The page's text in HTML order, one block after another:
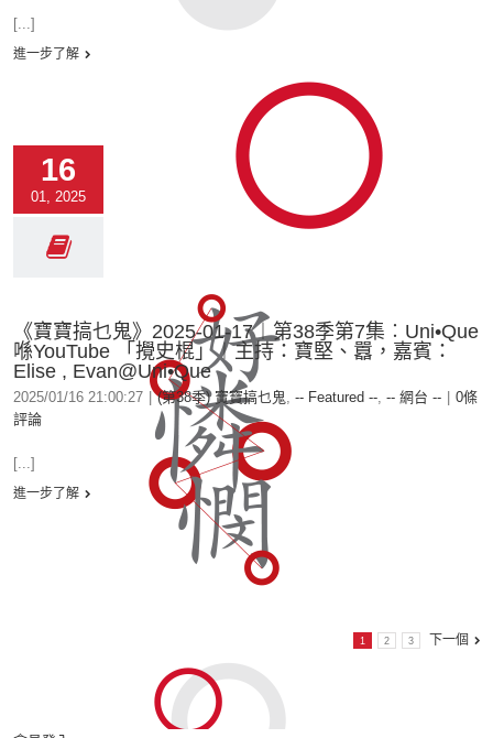
[...]
進一步了解
16
01, 2025
《寶寶搞乜鬼》2025-01-17︱第38季第7集︰Uni•Que
喺YouTube 「攪史棍」︱主持：寶堅、囂，嘉賓：
Elise , Evan@Uni•Que
2025/01/16 21:00:27 (第38季) 寶寶搞乜鬼, -- Featured --, -- 網台 --
0條
評論
[...]
進一步了解
1 2 3 下一個